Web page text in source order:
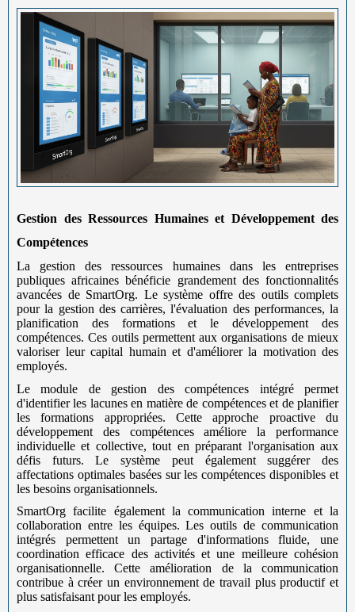
Gestion des Ressources Humaines et Développement des
Compétences
La gestion des ressources humaines dans les entreprises
publiques africaines bénéficie grandement des fonctionnalités
avancées de SmartOrg. Le système offre des outils complets
pour la gestion des carrières, l'évaluation des performances, la
planification des formations et le développement des
compétences. Ces outils permettent aux organisations de mieux
valoriser leur capital humain et d'améliorer la motivation des
employés.
Le module de gestion des compétences intégré permet
d'identifier les lacunes en matière de compétences et de planifier
les formations appropriées. Cette approche proactive du
développement des compétences améliore la performance
individuelle et collective, tout en préparant l'organisation aux
défis futurs. Le système peut également suggérer des
affectations optimales basées sur les compétences disponibles et
les besoins organisationnels.
SmartOrg facilite également la communication interne et la
collaboration entre les équipes. Les outils de communication
intégrés permettent un partage d'informations fluide, une
coordination efficace des activités et une meilleure cohésion
organisationnelle. Cette amélioration de la communication
contribue à créer un environnement de travail plus productif et
plus satisfaisant pour les employés.